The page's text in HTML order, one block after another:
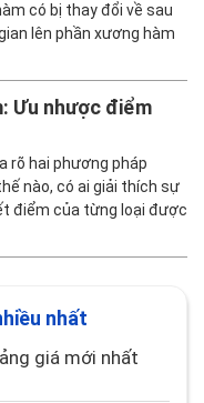
có bị thay đổi về sau
lên phần xương hàm
Ưu nhược điểm
rõ hai phương pháp
nào, có ai giải thích sự
điểm của từng loại được
nhất
giá mới nhất